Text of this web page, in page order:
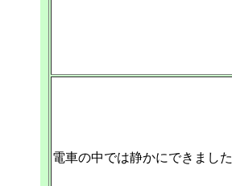
電車の中では静かにできました